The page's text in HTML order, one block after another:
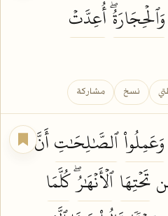
وَٱلۡحِجَارَةُۖأُعِدَّتۡ
نسخ مشاركة
وَعَمِلُواْٱلصَّٰلِحَٰتِأَنَّ
تَحۡتِهَا ٱلۡأَنۡهَٰرُۖكُلَّمَا